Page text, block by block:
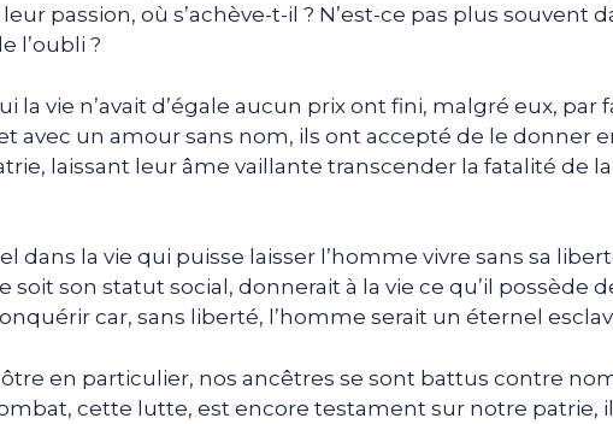
passion, où s’achève-t-il ? N’est-ce pas plus souvent
l’oubli ?
la vie n’avait d’égale aucun prix ont fini, malgré eux, par
avec un amour sans nom, ils ont accepté de le donner
laissant leur âme vaillante transcender la fatalité de la
dans la vie qui puisse laisser l’homme vivre sans sa
soit son statut social, donnerait à la vie ce qu’il possède
car, sans liberté, l’homme serait un éternel
en particulier, nos ancêtres se sont battus contre
cette lutte, est encore testament sur notre patrie,